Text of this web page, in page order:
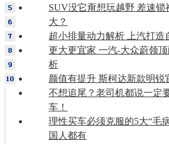
SUV没它甭想玩越野 差速锁
大？
超小排量动力解析 上汽打造
更大更宜家 一汽-大众蔚领
析
颜值有提升 斯柯达新款明锐
不想追尾？老司机都说一定
车！
理性买车必须克服的5大“毛
国人都有